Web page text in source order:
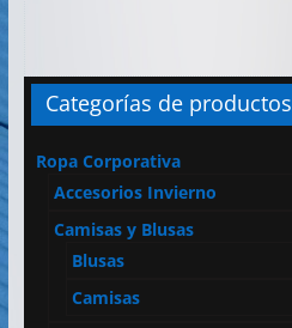
Categorías de productos
Ropa Corporativa
Accesorios Invierno
Camisas y Blusas
Blusas
Camisas